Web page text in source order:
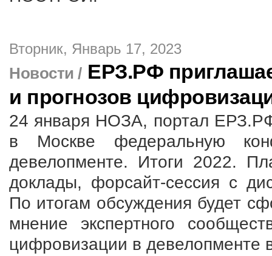
Вторник, Январь 17, 2023
Новости / ЕРЗ.РФ
и прогнозов
24 января НОЗА, портал
в Москве федеральную
девелопменте. Итоги 2022.
доклады, форсайт-сессия с
По итогам обсуждения будет
мнение экспертного
цифровизации в девелопменте